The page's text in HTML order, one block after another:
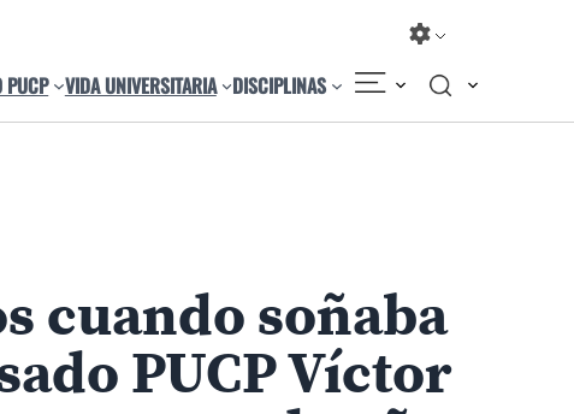
PUCP VIDA UNIVERSITARIA DISCIPLINAS
cuando soñaba
PUCP Víctor